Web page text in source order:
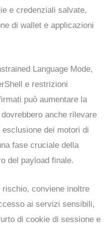
e credenziali salvate,
di wallet e applicazioni
Language Mode,
e restrizioni
può aumentare la
anche rilevare
dei motori di
fase cruciale della
del payload finale.
conviene inoltre
ai servizi sensibili,
di cookie di sessione e